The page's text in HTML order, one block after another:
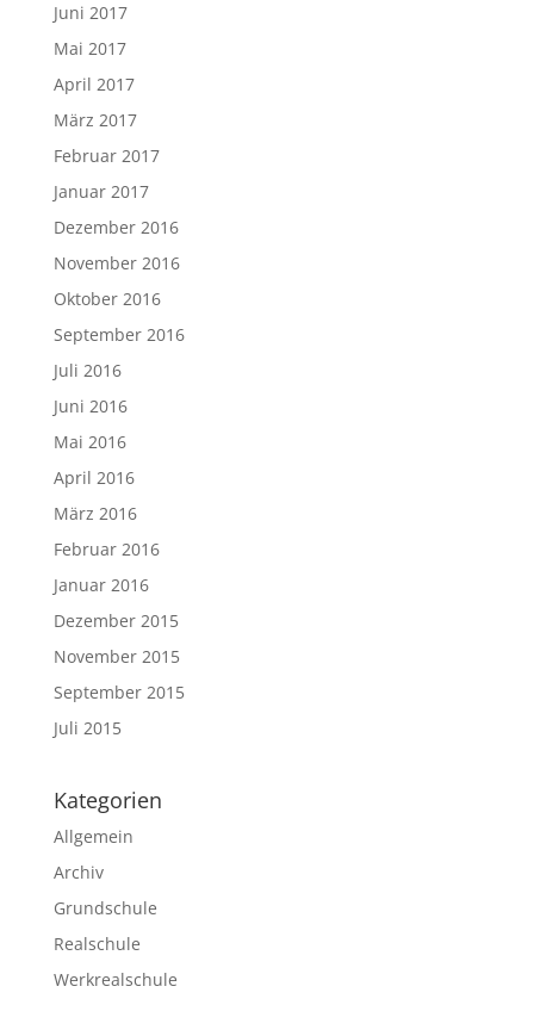
Juni 2017
Mai 2017
April 2017
März 2017
Februar 2017
Januar 2017
Dezember 2016
November 2016
Oktober 2016
September 2016
Juli 2016
Juni 2016
Mai 2016
April 2016
März 2016
Februar 2016
Januar 2016
Dezember 2015
November 2015
September 2015
Juli 2015
Kategorien
Allgemein
Archiv
Grundschule
Realschule
Werkrealschule